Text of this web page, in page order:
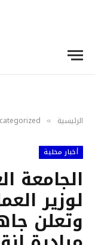
الرئيسية »
أخبار محلية
الجامعة
لوزير
وتعلن